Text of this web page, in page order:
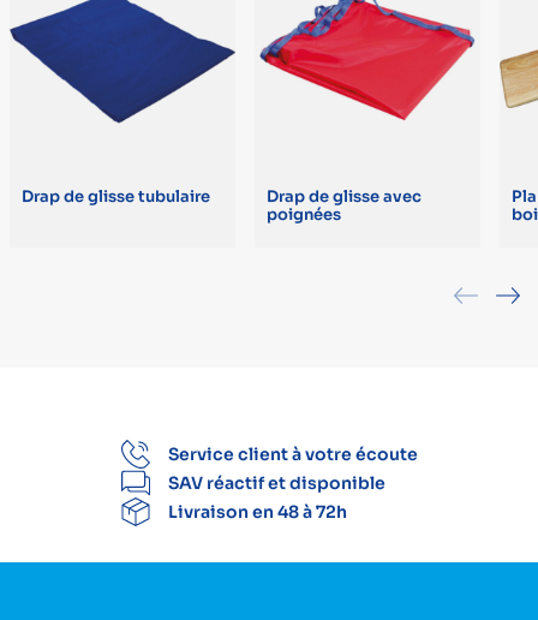
Drap de glisse tubulaire
Drap de glisse avec
poignées
Service client à votre écoute
SAV réactif et disponible
Livraison en 48 à 72h